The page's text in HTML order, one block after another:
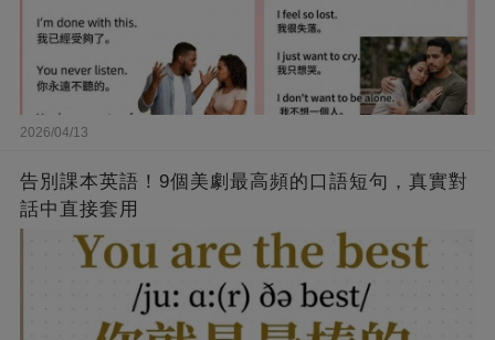
2026/04/13
告別課本英語！9個美劇最高頻的口語短句，真實對
話中直接套用